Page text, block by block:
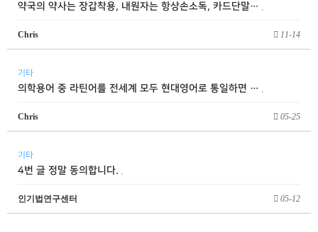
약국의 약사는 장갑착용, 내원자는 항상손소독, 카드단말…
Chris 11-14
기타
의학용어 중 라틴어를 전세계 모두 현대영어로 통일하면 …
Chris 05-25
기타
4번 글 정말 동의합니다.
인기법연구센터 05-12